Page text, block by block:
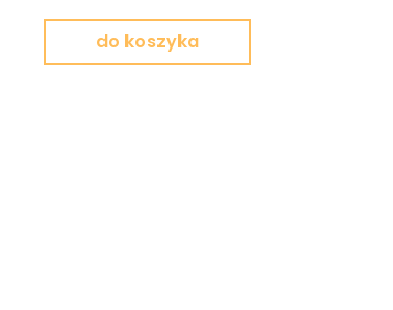
do koszyka